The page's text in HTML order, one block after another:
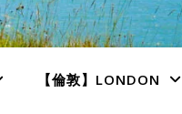
【倫敦】LONDON